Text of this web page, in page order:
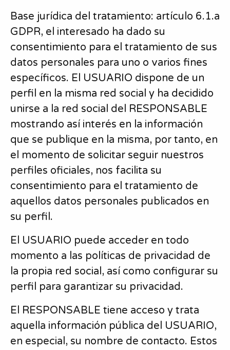
Base jurídica del tratamiento: artículo 6.1.a
GDPR, el interesado ha dado su
consentimiento para el tratamiento de sus
datos personales para uno o varios fines
específicos. El USUARIO dispone de un
perfil en la misma red social y ha decidido
unirse a la red social del RESPONSABLE
mostrando así interés en la información
que se publique en la misma, por tanto, en
el momento de solicitar seguir nuestros
perfiles oficiales, nos facilita su
consentimiento para el tratamiento de
aquellos datos personales publicados en
su perfil.
El USUARIO puede acceder en todo
momento a las políticas de privacidad de
la propia red social, así como configurar su
perfil para garantizar su privacidad.
El RESPONSABLE tiene acceso y trata
aquella información pública del USUARIO,
en especial, su nombre de contacto. Estos